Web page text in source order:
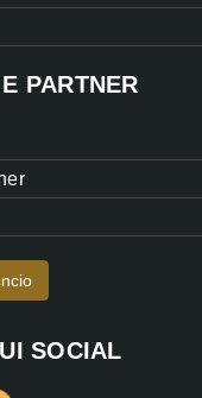
PARTNER
SOCIAL